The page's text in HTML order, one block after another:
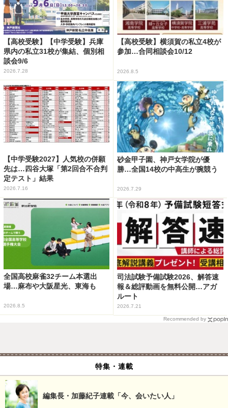
【高校受験】【中学受験】兵庫
県内の私立31校が集結、個別相
談会9/6
2026.7.28
【高校受験】横須賀の私立4校が
参加…合同相談会10/12
2026.8.5
【中学受験2027】人気校の併願
先は…四谷大塚「第2回合不合判
定テスト」結果
2026.7.16
砂金甲子園、神戸女学院が優
勝…全国14校の中高生が腕競う
2026.7.29
全国高校麻雀32チーム本選出
場…麻布や大阪星光、東海も
2026.8.5
司法試験予備試験2026、解答速
報＆総評動画を無料公開…アガ
ルート
2026.7.21
Recommended by
特集・連載
編集長・加藤紀子連載「今、会いたい人」